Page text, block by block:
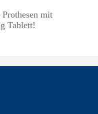
Prothesen mit
Tablett!